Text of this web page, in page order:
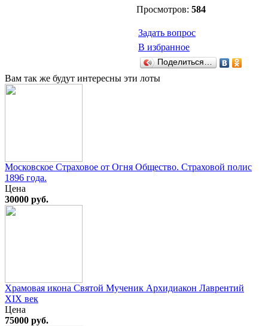
Просмотров: 584
Задать вопрос
В избранное
Поделиться…
Вам так же будут интересны эти лоты
Московское Страховое от Огня Общество. Страховой полис
1896 года.
Цена
30000 руб.
Храмовая икона Святой Мученик Архидиакон Лаврентий
XIX век
Цена
75000 руб.